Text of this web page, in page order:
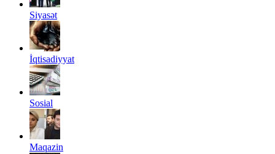
Siyasət
İqtisadiyyat
Sosial
Maqazin